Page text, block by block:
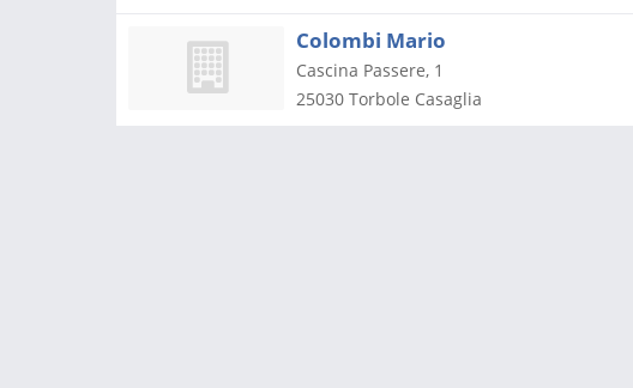
Colombi Mario
Cascina Passere, 1
25030 Torbole Casaglia